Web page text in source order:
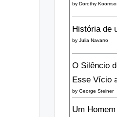
by Dorothy
História de
by Julia Navarro
O Silêncio
Esse Vício
by George Steiner
Um